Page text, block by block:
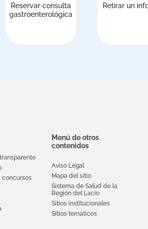
Reservar consulta
gastroenterológica
Retirar un
concursos
Menú de otros
contenidos
Aviso Legal
Mapa del sitio
Sistema de Salud de la
Región del Lacio
Sitios institucionales
Sitios temáticos